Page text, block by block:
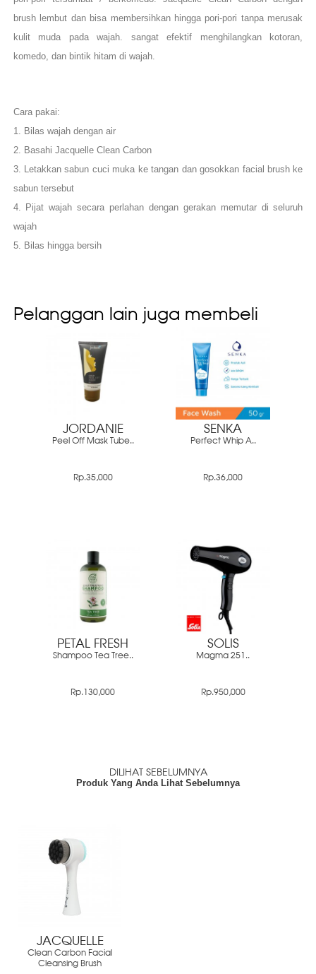
brush lembut dan bisa membersihkan hingga pori-pori tanpa merusak
kulit muda pada wajah. sangat efektif menghilangkan kotoran,
komedo, dan bintik hitam di wajah.
Cara pakai:
1. Bilas wajah dengan air
2. Basahi Jacquelle Clean Carbon
3. Letakkan sabun cuci muka ke tangan dan gosokkan facial brush ke
sabun tersebut
4. Pijat wajah secara perlahan dengan gerakan memutar di seluruh
wajah
5. Bilas hingga bersih
Pelanggan lain juga membeli
JORDANIE
Peel Off Mask Tube..
Rp.35,000
SENKA
Perfect Whip A..
Rp.36,000
PETAL FRESH
Shampoo Tea Tree..
Rp.130,000
SOLIS
Magma 251..
Rp.950,000
DILIHAT SEBELUMNYA
Produk Yang Anda Lihat Sebelumnya
JACQUELLE
Clean Carbon Facial
Cleansing Brush